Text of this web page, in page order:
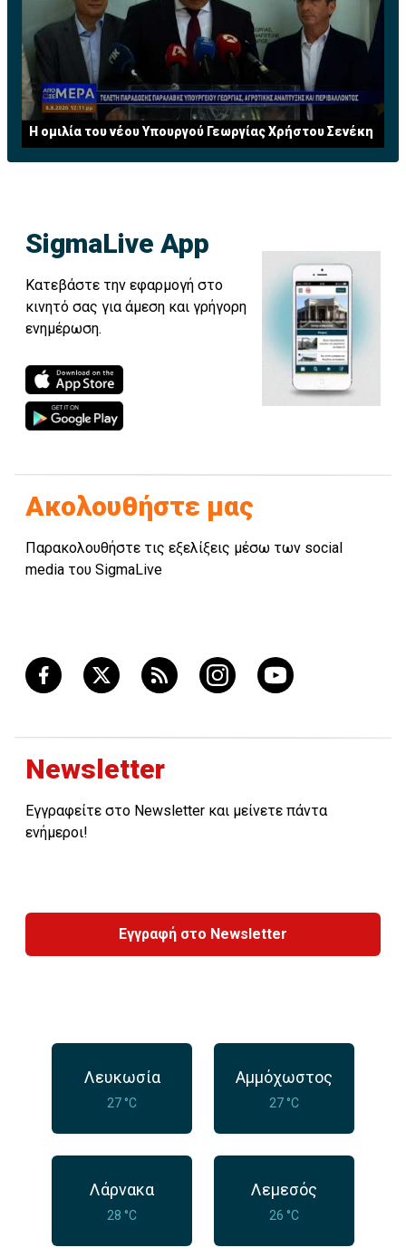
Η ομιλία του νέου Υπουργού Γεωργίας Χρήστου Σενέκη
SigmaLive App
Κατεβάστε την εφαρμογή στο
κινητό σας για άμεση και γρήγορη
ενημέρωση.
Ακολουθήστε μας
Παρακολουθήστε τις εξελίξεις μέσω των social
media του SigmaLive
Newsletter
Εγγραφείτε στο Newsletter και μείνετε πάντα
ενήμεροι!
Εγγραφή στο Newsletter
Λευκωσία
27 °C
Αμμόχωστος
27 °C
Λάρνακα
28 °C
Λεμεσός
26 °C